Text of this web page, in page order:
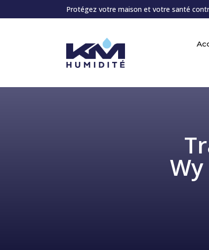
Protégez votre maison et votre santé